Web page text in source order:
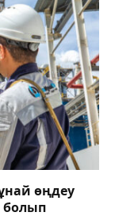
өңдеу
болып